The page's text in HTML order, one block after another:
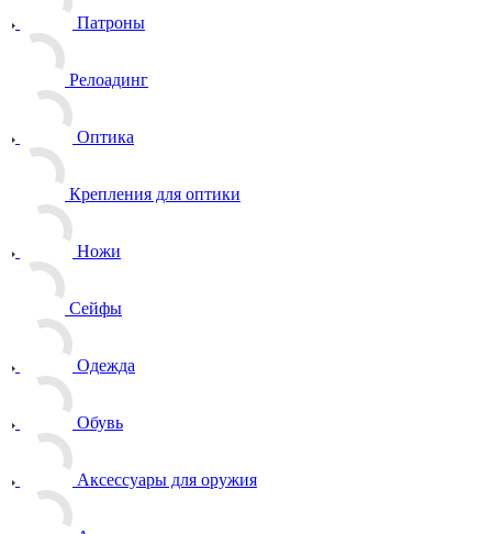
Патроны
Релоадинг
Оптика
Крепления для оптики
Ножи
Сейфы
Одежда
Обувь
Аксессуары для оружия